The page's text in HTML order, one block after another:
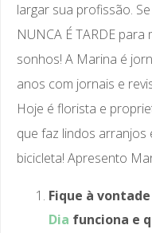
largar sua profissão.
NUNCA É TARDE
sonhos! A Marina é
anos com jornais e
Hoje é florista e
que faz lindos arranjos
bicicleta! Apresento
Fique à
Dia funciona e